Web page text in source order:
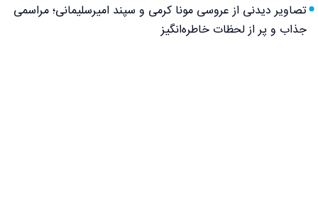
تصاویر دیدنی از عروسی مونا کرمی و سپند امیرسلیمانی؛ مراسمی
جذاب و پر از لحظات خاطره‌انگیز